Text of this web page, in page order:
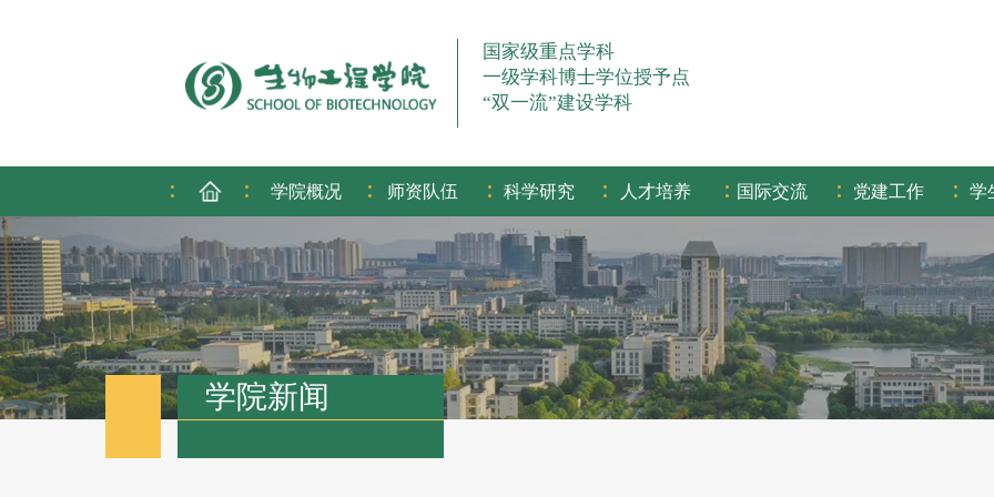
国家级重点学科
一级学科博士学位授予点
“双一流”建设学科
: : : : : : : :
学院概况 师资队伍 科学研究 人才培养 国际交流 党建工作 学
学院新闻